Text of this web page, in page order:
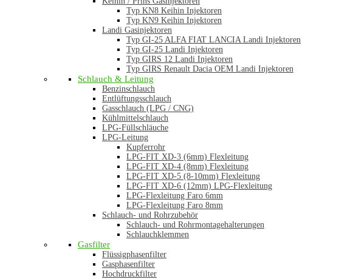
Typ KN8 Keihin Injektoren
Typ KN9 Keihin Injektoren
Landi Gasinjektoren
Typ GI-25 ALFA FIAT LANCIA Landi Injektoren
Typ GI-25 Landi Injektoren
Typ GIRS 12 Landi Injektoren
Typ GIRS Renault Dacia OEM Landi Injektoren
Schlauch & Leitung
Benzinschlauch
Entlüftungsschlauch
Gasschlauch (LPG / CNG)
Kühlmittelschlauch
LPG-Füllschläuche
LPG-Leitung
Kupferrohr
LPG-FIT XD-3 (6mm) Flexleitung
LPG-FIT XD-4 (8mm) Flexleitung
LPG-FIT XD-5 (8-10mm) Flexleitung
LPG-FIT XD-6 (12mm) LPG-Flexleitung
LPG-Flexleitung Faro 6mm
LPG-Flexleitung Faro 8mm
Schlauch- und Rohrzubehör
Schlauch- und Rohrmontagehalterungen
Schlauchklemmen
Gasfilter
Flüssigphasenfilter
Gasphasenfilter
Hochdruckfilter